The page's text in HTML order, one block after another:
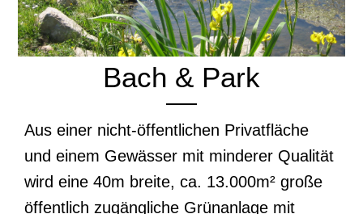
Bach & Park
Aus einer nicht-öffentlichen Privatfläche
und einem Gewässer mit minderer Qualität
wird eine 40m breite, ca. 13.000m² große
öffentlich zugängliche Grünanlage mit